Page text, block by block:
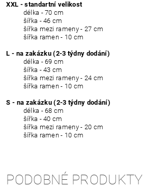
XXL - standartní velikost
délka - 70 cm
šířka - 46 cm
šířka mezi rameny - 27 cm
šířka ramen - 10 cm
L - na zakázku (2-3 týdny dodání)
délka - 69 cm
šířka - 43 cm
šířka mezi rameny - 24 cm
šířka ramen - 10 cm
S - na zakázku (2-3 týdny dodání)
délka - 68 cm
šířka - 40 cm
šířka mezi rameny - 20 cm
šířka ramen - 10 cm
PODOBNÉ PRODUKTY